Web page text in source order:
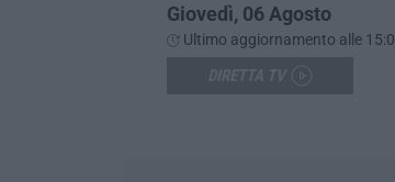
Giovedì, 06 Agosto
Ultimo aggiornamento alle